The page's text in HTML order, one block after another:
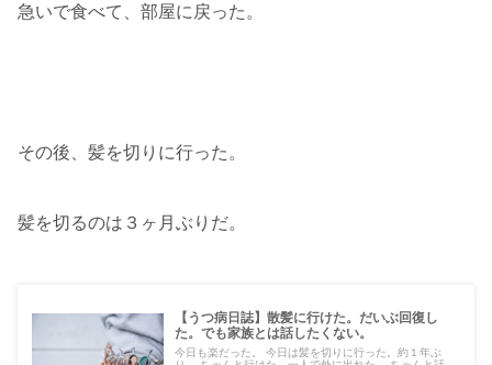
急いで食べて、部屋に戻った。
その後、髪を切りに行った。
髪を切るのは３ヶ月ぶりだ。
【うつ病日誌】散髪に行けた。だいぶ回復し
た。でも家族とは話したくない。
今日も楽だった。 今日は髪を切りに行った。約１年ぶ